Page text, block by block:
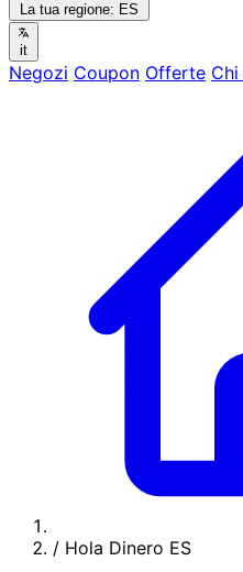
La tua regione: ES
it
Negozi Coupon Offerte
/ Hola Dinero ES